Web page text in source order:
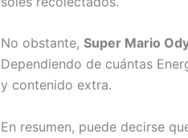
No obstante, Super Mario
Dependiendo de cuántas
y contenido extra.
En resumen, puede decirse